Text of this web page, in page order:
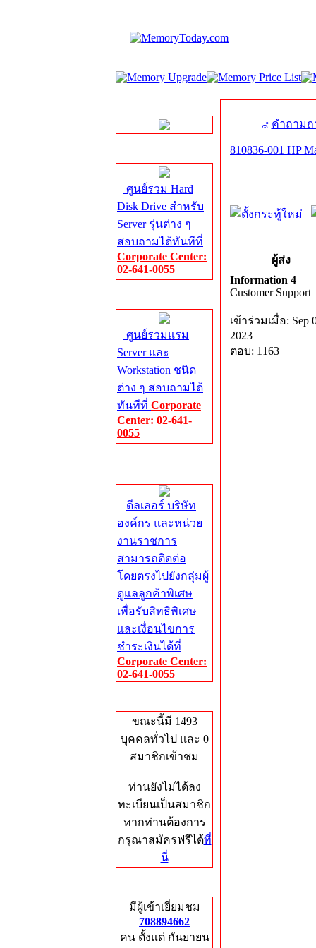
ศูนย์รวม Hard
Disk Drive สำหรับ
Server รุ่นต่าง ๆ
สอบถามได้ทันทีที่
Corporate Center:
02-641-0055
ศูนย์รวมแรม
Server และ
Workstation ชนิด
ต่าง ๆ สอบถามได้
ทันทีที่ Corporate
Center: 02-641-
0055
ดีลเลอร์ บริษัท
องค์กร และหน่วย
งานราชการ
สามารถติดต่อ
โดยตรงไปยังกลุ่มผู้
ดูแลลูกค้าพิเศษ
เพื่อรับสิทธิพิเศษ
และเงื่อนไขการ
ชำระเงินได้ที่
Corporate Center:
02-641-0055
ขณะนี้มี 1493
บุคคลทั่วไป และ 0
สมาชิกเข้าชม
ท่านยังไม่ได้ลง
ทะเบียนเป็นสมาชิก
หากท่านต้องการ
กรุณาสมัครฟรีได้ที่
นี่
มีผู้เข้าเยี่ยมชม
708894662
คน ตั้งแต่ กันยายน
คำถาม
810836-001 HP
ผู้ส่ง
Information 4
Customer Support
เข้าร่วมเมื่อ: Sep
2023
ตอบ: 1163